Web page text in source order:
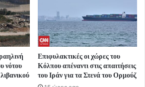
νότου
Επιφυλακτικές οι χώρες του
Κόλπου απέναντι στις απαιτήσεις
του Ιράν για τα Στενά του Ορμούζ